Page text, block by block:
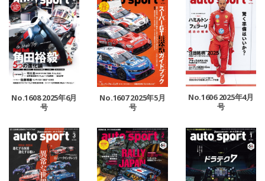
No.1608 2025年6月
号
No.1607 2025年5月
号
No.1606 2025年4月
号